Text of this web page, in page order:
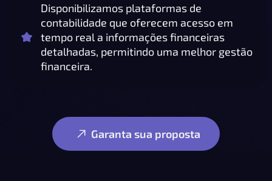
Disponibilizamos plataformas de
contabilidade que oferecem acesso em
tempo real a informações financeiras
detalhadas, permitindo uma melhor gestão
financeira.
Garanta sua proposta